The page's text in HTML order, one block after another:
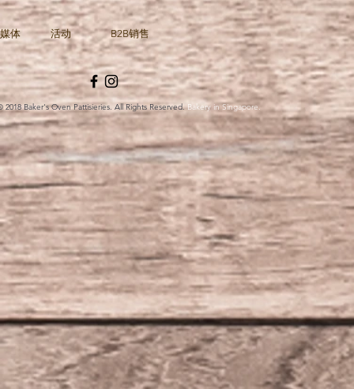
媒体 活动 B2B销售
2018 Baker's Oven Pattisieries. All Rights Reserved.Bakery in Singapore.